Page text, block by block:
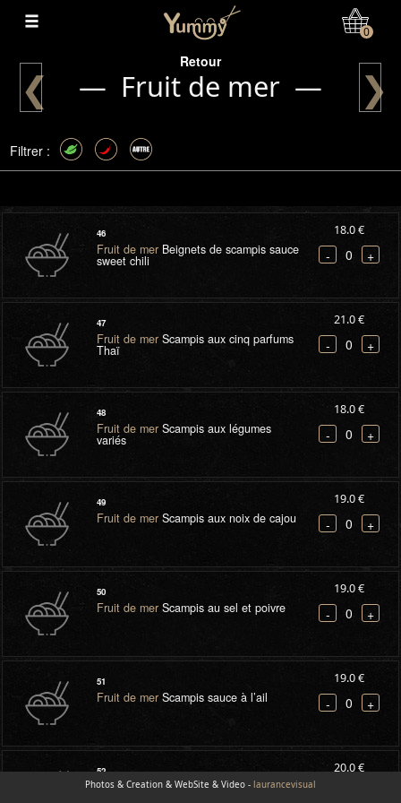
Mon Compte
0
Retour
— Fruit de mer —
❮ ❯
Filtrer :
46
Fruit de merBeignets de scampis sauce
sweet chili
18.0 €
- 0 +
47
Fruit de merScampis aux cinq parfums
Thaï
21.0 €
- 0 +
48
Fruit de merScampis aux légumes
variés
18.0 €
- 0 +
49
Fruit de merScampis aux noix de cajou
19.0 €
- 0 +
50
Fruit de merScampis au sel et poivre
19.0 €
- 0 +
51
Fruit de merScampis sauce à l’ail
19.0 €
- 0 +
52
Fruit de merScampis teppan grillé et
20.0 €
Photos & Creation & WebSite & Video - laurancevisual